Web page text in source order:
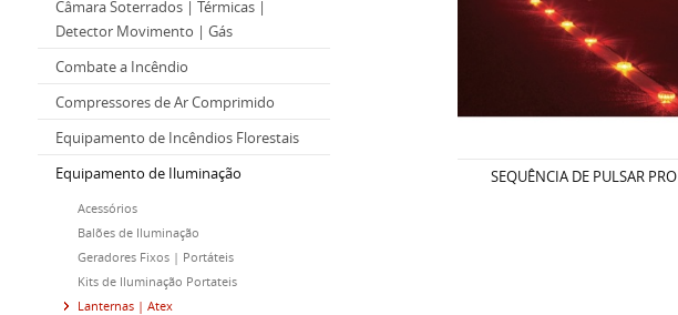
Câmara Soterrados | Térmicas |
Detector Movimento | Gás
Combate a Incêndio
Compressores de Ar Comprimido
Equipamento de Incêndios Florestais
Equipamento de Iluminação
Acessórios
Balões de Iluminação
Geradores Fixos | Portáteis
Kits de Iluminação Portateis
Lanternas | Atex
SEQUÊNCIA DE PULSAR PRO